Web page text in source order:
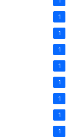
1
1
1
1
1
1
1
1